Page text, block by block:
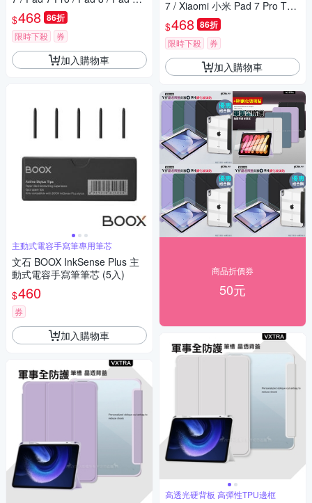
ro DOMO 筆槽防摔皮套
$468 86折
限時下殺 券
加入購物車
主動式電容手寫筆專用筆芯
文石 BOOX InkSense Plus 主
動式電容手寫筆筆芯 (5入)
$460
券
加入購物車
7 / Xiaomi 小米 Pad 7 Pro TOB
Y 筆槽皮套
$468 86折
限時下殺 券
加入購物車
商品折價券
50元
高透光硬背板 高彈性TPU邊框